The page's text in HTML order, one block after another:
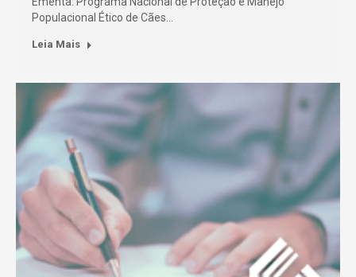
Populacional Ético de Cães…
Leia Mais